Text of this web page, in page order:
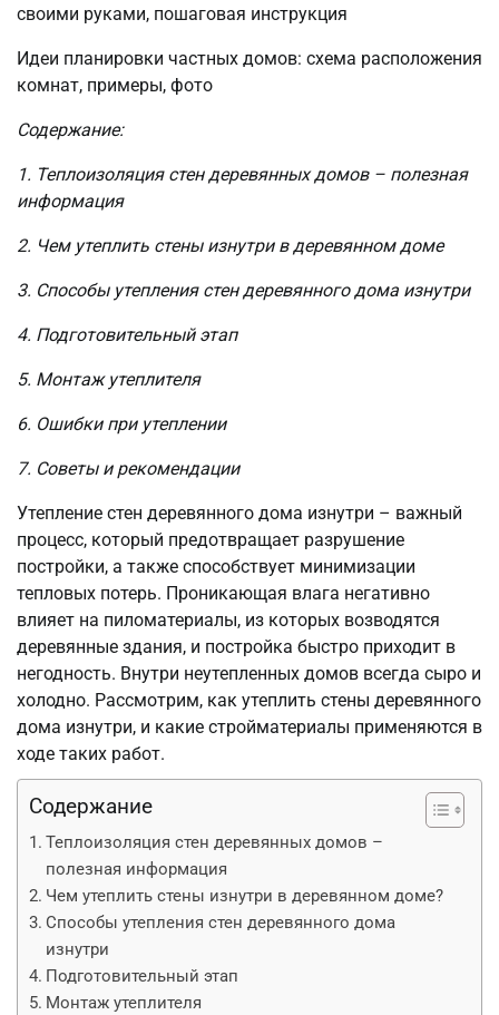
своими руками, пошаговая инструкция
Идеи планировки частных домов: схема расположения
комнат, примеры, фото
Содержание:
1. Теплоизоляция стен деревянных домов – полезная
информация
2. Чем утеплить стены изнутри в деревянном доме
3. Способы утепления стен деревянного дома изнутри
4. Подготовительный этап
5. Монтаж утеплителя
6. Ошибки при утеплении
7. Советы и рекомендации
Утепление стен деревянного дома изнутри – важный
процесс, который предотвращает разрушение
постройки, а также способствует минимизации
тепловых потерь. Проникающая влага негативно
влияет на пиломатериалы, из которых возводятся
деревянные здания, и постройка быстро приходит в
негодность. Внутри неутепленных домов всегда сыро и
холодно. Рассмотрим, как утеплить стены деревянного
дома изнутри, и какие стройматериалы применяются в
ходе таких работ.
Содержание
Теплоизоляция стен деревянных домов –
полезная информация
Чем утеплить стены изнутри в деревянном доме?
Способы утепления стен деревянного дома
изнутри
Подготовительный этап
Монтаж утеплителя